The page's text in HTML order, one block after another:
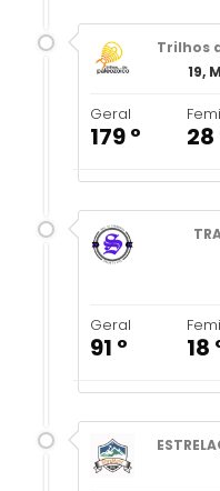
Trilhos
19,
Geral
179 º 28
Geral
91 º 18